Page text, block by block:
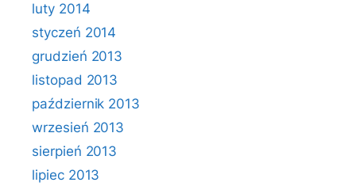
luty 2014
styczeń 2014
grudzień 2013
listopad 2013
październik 2013
wrzesień 2013
sierpień 2013
lipiec 2013